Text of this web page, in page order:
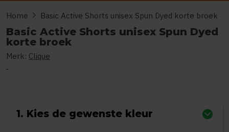
Home chevron_right Basic Active Shorts unisex Spun Dyed korte broek
Basic Active Shorts unisex Spun Dyed
korte broek
Merk: Clique
1. Kies de gewenste kleur